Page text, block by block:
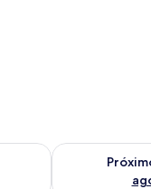
fin de semana ago
Consulta la